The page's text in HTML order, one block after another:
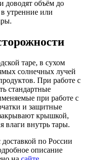
доводят объём до
утренние или
таре, в сухом
солнечных лучей
При работе с
стандартные
при работе с
и защитные
крышкой,
влаги внутрь тары.
доставкой по России
описание